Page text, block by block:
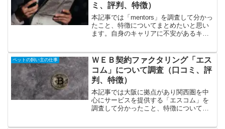
ミ、評判、特徴）
本記事では「mentors」を調査して分かっ
たこと、特徴についてまとめたいと思い
ます。自身のキャリアに不安があるキャ
ようです。「mentors」の特徴、特色の特
徴は経験...
ペットの飼い主の仕事
ＷＥＢ契約ファクタリング「エス
コム」について調査（口コミ、評
判、特徴）
本記事では大阪に拠点があり関西圏を中
心にサービスを提供する「エスコム」を
調査して分かったこと、特徴についてま